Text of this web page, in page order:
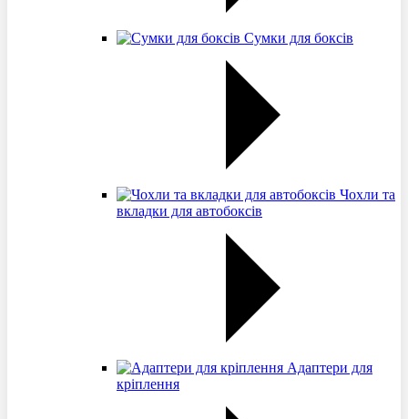
Сумки для боксів
Чохли та
вкладки для автобоксів
Адаптери для
кріплення